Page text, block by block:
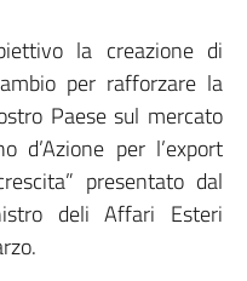
la creazione di
per rafforzare la
Paese sul mercato
d’Azione per l’export
presentato dal
deli Affari Esteri